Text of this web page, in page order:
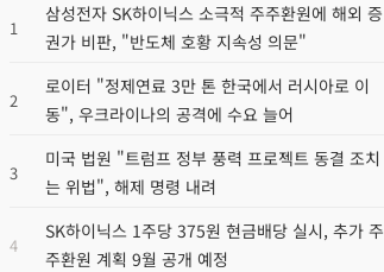
1
삼성전자 SK하이닉스 소극적 주주환원에 해외 증
권가 비판, "반도체 호황 지속성 의문"
2
로이터 "정제연료 3만 톤 한국에서 러시아로 이
동", 우크라이나의 공격에 수요 늘어
3
미국 법원 "트럼프 정부 풍력 프로젝트 동결 조치
는 위법", 해제 명령 내려
4
SK하이닉스 1주당 375원 현금배당 실시, 추가 주
주환원 계획 9월 공개 예정